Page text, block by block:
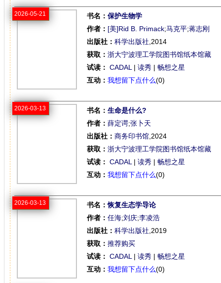
2026-05-21 书名： 保护生物学
作者： [美]Rid B. Primack;马克平;蒋志刚
出版社： 科学出版社 ,2014
获取： 浙大宁波理工学院图书馆纸本馆藏
试读： CADAL | 读秀 | 畅想之星
互动： 我想留下点什么(0)
2026-03-13 书名： 生命是什么?
作者： 薛定谔;张卜天
出版社： 商务印书馆 ,2024
获取： 浙大宁波理工学院图书馆纸本馆藏
试读： CADAL | 读秀 | 畅想之星
互动： 我想留下点什么(0)
2026-03-13 书名：恢复生态学导论
作者： 任海;刘庆;李凌浩
出版社： 科学出版社 ,2019
获取： 推荐购买
试读： CADAL | 读秀 | 畅想之星
互动： 我想留下点什么(0)